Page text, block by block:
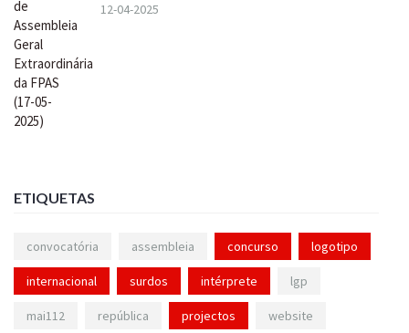
12-04-2025
ETIQUETAS
convocatória assembleia concurso logotipo
internacional surdos intérprete lgp
mai112 república projectos website